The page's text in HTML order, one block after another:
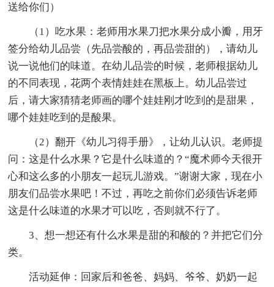
送给你们）
（1）吃水果：老师用水果刀把水果分成小瓣，用牙
签分给幼儿品尝（先品尝酸的，再品尝甜的），请幼儿
说一说他们的味道。在幼儿品尝的时候，老师根据幼儿
的不同表现，花两个表情娃娃在黑板上。幼儿品尝过
后，请大家猜猜老师画的哪个娃娃刚才吃到的是甜果，
哪个娃娃吃到的是酸果。
（2）翻开《幼儿习得手册》，让幼儿认识。老师提
问：这是什么水果？它是什么味道的？“魔术师今天很开
心和这么多的小朋友一起玩儿游戏。”谢谢大家，现在小
朋友们品尝水果吧！不过，再吃之前你们必须告诉老师
这是什么味道的水果才可以吃，否则就不行了。
3、想一想还有什么水果是甜的和酸的？并把它们分
类。
活动延伸：回家后和爸爸、妈妈、爷爷、奶奶一起